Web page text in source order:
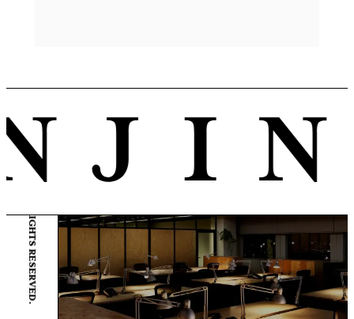
© ENJIN Inc. ALL RIGHTS RESERVED.